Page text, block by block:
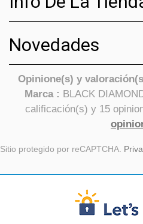
Novedades
Opinione(s) y
Marca : BLACK
calificación(s) y 15
Sitio protegido por reCAPTCHA.